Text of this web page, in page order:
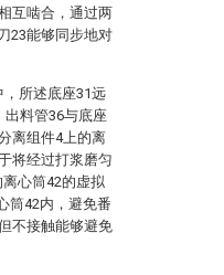
互啮合，通过两
23能够同步地对
所述底座31远
出料管36与底座
离组件4上的离
将经过打浆磨匀
心筒42的虚拟
筒42内，避免番
不接触能够避免